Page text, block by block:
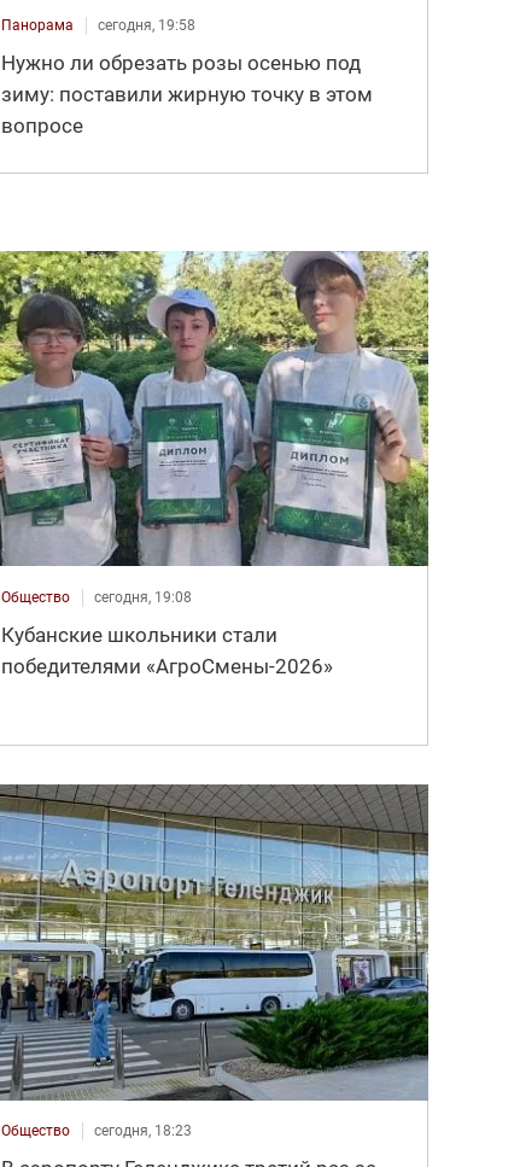
Панорама сегодня, 19:58
Нужно ли обрезать розы осенью под
зиму: поставили жирную точку в этом
вопросе
Общество сегодня, 19:08
Кубанские школьники стали
победителями «АгроСмены-2026»
Общество сегодня, 18:23